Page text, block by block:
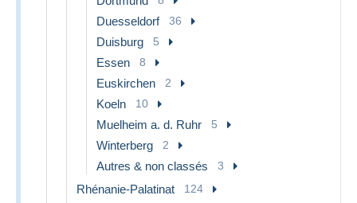
Duesseldorf 36
Duisburg 5
Essen 8
Euskirchen 2
Koeln 10
Muelheim a. d. Ruhr 5
Winterberg 2
Autres & non classés 3
Rhénanie-Palatinat 124